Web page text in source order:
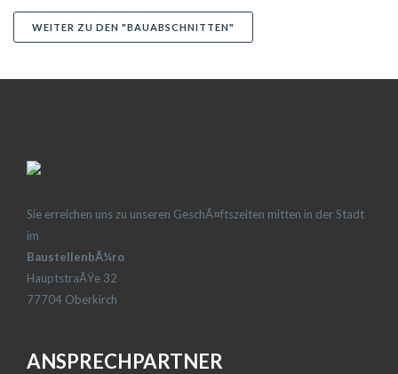
WEITER ZU DEN "BAUABSCHNITTEN"
Sie erreichen uns zu unseren GeschÃ¤ftszeiten mitten in der Stadt
im
BaustellenbÃ¼ro
HauptstraÃŸe 32
77704 Oberkirch
ANSPRECHPARTNER